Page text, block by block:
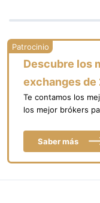
Descubre los
exchanges de
Te contamos los
los mejor brókers
Saber más